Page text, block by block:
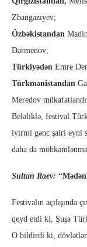
Zhangazıyev;
Özbəkistandan
Darmenov;
Türkiyədən Emre
Türkmənistandan
Meredov
Beləliklə, festival
iyirmi gənc şairi eyni
daha da
Sultan Raev:
Festivalın açılışında
qeyd etdi ki, Şuşa
O bildirdi ki, dövlətləri